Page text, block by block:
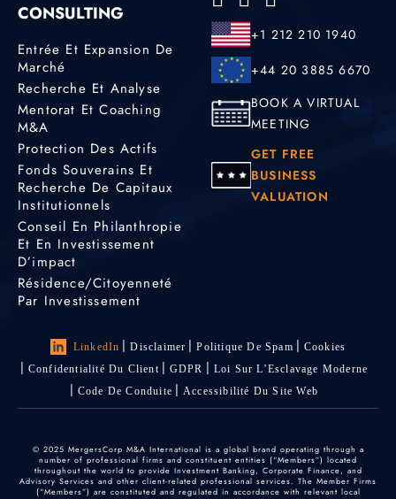
CONSULTING
Entrée Et Expansion De
Marché
Recherche Et Analyse
Mentorat Et Coaching
M&A
Protection Des Actifs
Fonds Souverains Et
Recherche De Capitaux
Institutionnels
Conseil En Philanthropie
Et En Investissement
D’impact
Résidence/citoyenneté
Par Investissement
+1 212 210 1940
+44 20 3885 6670
BOOK A VIRTUAL
MEETING
GET FREE
BUSINESS
VALUATION
LinkedIn Disclaimer Politique De Spam
Cookies
Confidentialité Du Client
GDPR
Loi Sur L’Esclavage Moderne
Code De Conduite
Accessibilité Du Site Web
© 2025 MergersCorp M&A International is a global brand operating through a
number of professional firms and constituent entities (“Members”) located
throughout the world to provide Investment Banking, Corporate Finance, and
Advisory Services and other client-related professional services. The Member Firms
(“Members”) are constituted and regulated in accordance with relevant local